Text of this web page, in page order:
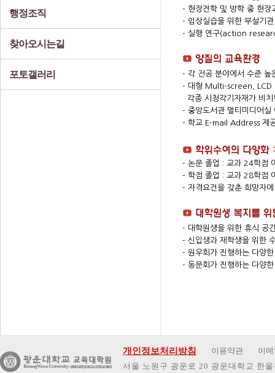
행정조직
찾아오시는길
포토갤러리
- 현장견학 및 방학 중 현장
- 임상실습을 위한 부설기
- 실행 연구(action
- 각 전공 분야에서 수준 높
- 대형 Multi-screen, LCD
각종 시청각기자재가 비치
- 중앙도서관 멀티미디어
- 학교 E-mail Address 제
- 논문 졸업 : 교과 24학점
- 학점 졸업 : 교과 28학점
- 자격요건을 갖춘 희망자
- 대학원생을 위한 휴식 공
- 신입생과 재학생을 위한
- 원우회가 진행하는 다양
- 동문회가 진행하는 다양
개인정보처리방침 이용약관
이
서울 노원구 광운로 20 광운대학교 한